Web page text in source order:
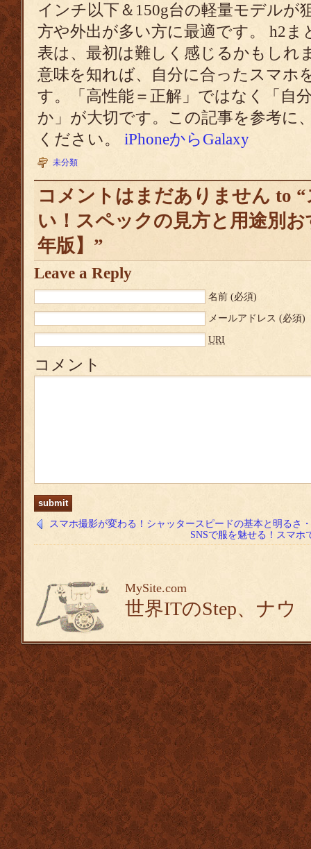
インチ以下＆150g台の軽量モデルが
方や外出が多い方に最適です。 h2
表は、最初は難しく感じるかもしれ
意味を知れば、自分に合ったスマホ
す。「高性能＝正解」ではなく「自
か」が大切です。この記事を参考に
ください。 iPhoneからGalaxy
未分類
コメントはまだありません to
い！スペックの見方と用途別
年版】”
Leave a Reply
名前 (必須)
メールアドレス (必須)
URI
コメント
スマホ撮影が変わる！シャッタースピードの基本と明るさ
SNSで服を魅せる！スマ
MySite.com
世界ITのStep、ナウ